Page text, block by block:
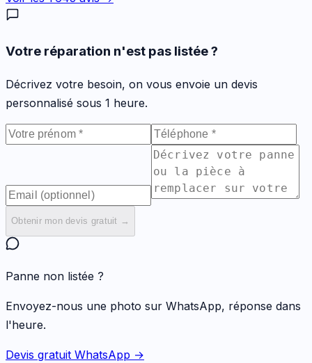
Votre réparation n'est pas listée ?
Décrivez votre besoin, on vous envoie un devis
personnalisé sous 1 heure.
Obtenir mon devis gratuit →
Panne non listée ?
Envoyez-nous une photo sur WhatsApp, réponse dans
l'heure.
Devis gratuit WhatsApp →